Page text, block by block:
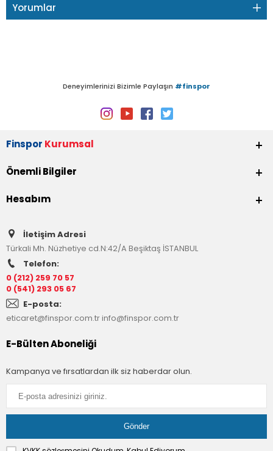
Yorumlar
Deneyimlerinizi Bizimle Paylaşın #finspor
Finspor Kurumsal
Önemli Bilgiler
Hesabım
İletişim Adresi
Türkali Mh. Nüzhetiye cd.N:42/A Beşiktaş İSTANBUL
Telefon:
0 (212) 259 70 57
0 (541) 293 05 67
E-posta:
eticaret@finspor.com.trinfo@finspor.com.tr
E-Bülten Aboneliği
Kampanya ve fırsatlardan ilk siz haberdar olun.